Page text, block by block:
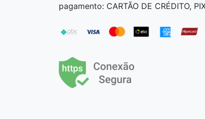
pagamento: CARTÃO DE CRÉDITO,